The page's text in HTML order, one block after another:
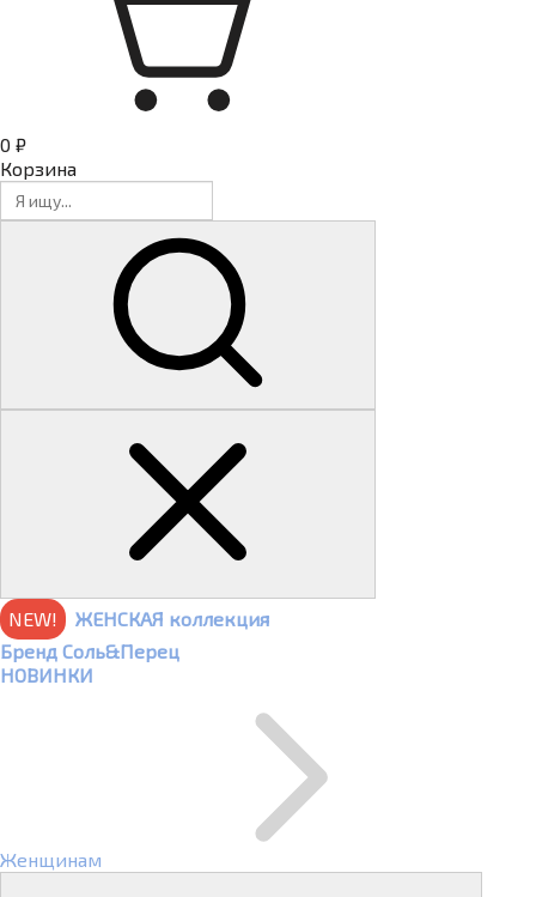
0 ₽
Корзина
NEW!
ЖЕНСКАЯ коллекция
Бренд Соль&Перец
НОВИНКИ
Женщинам